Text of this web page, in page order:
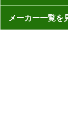
メーカー一覧を